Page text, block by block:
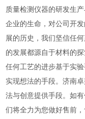
质量检测仪器的研发生
企业的生命，对公司开
展的历史，我们坚信任
的发展都源自于材料的
任何工艺的进步基于实
实现想法的手段。济南
法与创意提供手段。如
们将全力为您做好售前，